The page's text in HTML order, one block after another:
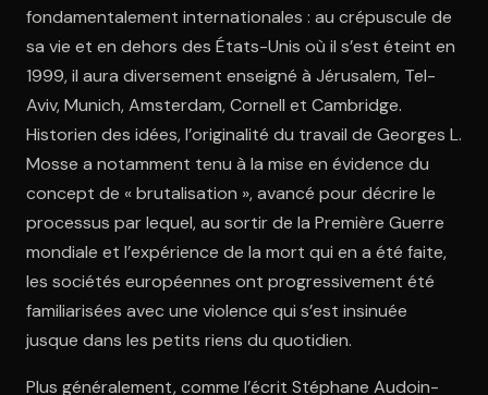
fondamentalement internationales : au crépuscule de
sa vie et en dehors des États-Unis où il s’est éteint en
1999, il aura diversement enseigné à Jérusalem, Tel-
Aviv, Munich, Amsterdam, Cornell et Cambridge.
Historien des idées, l’originalité du travail de Georges L.
Mosse a notamment tenu à la mise en évidence du
concept de « brutalisation », avancé pour décrire le
processus par lequel, au sortir de la Première Guerre
mondiale et l’expérience de la mort qui en a été faite,
les sociétés européennes ont progressivement été
familiarisées avec une violence qui s’est insinuée
jusque dans les petits riens du quotidien.
Plus généralement, comme l’écrit Stéphane Audoin-